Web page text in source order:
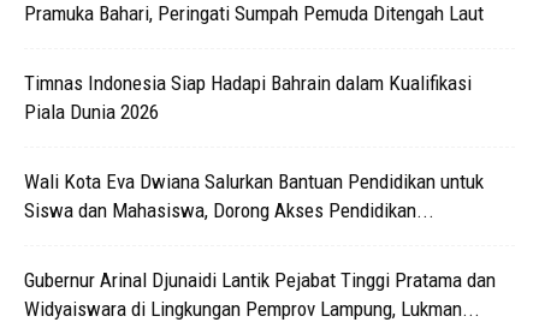
Pramuka Bahari, Peringati Sumpah Pemuda Ditengah Laut
Timnas Indonesia Siap Hadapi Bahrain dalam Kualifikasi
Piala Dunia 2026
Wali Kota Eva Dwiana Salurkan Bantuan Pendidikan untuk
Siswa dan Mahasiswa, Dorong Akses Pendidikan...
Gubernur Arinal Djunaidi Lantik Pejabat Tinggi Pratama dan
Widyaiswara di Lingkungan Pemprov Lampung, Lukman...